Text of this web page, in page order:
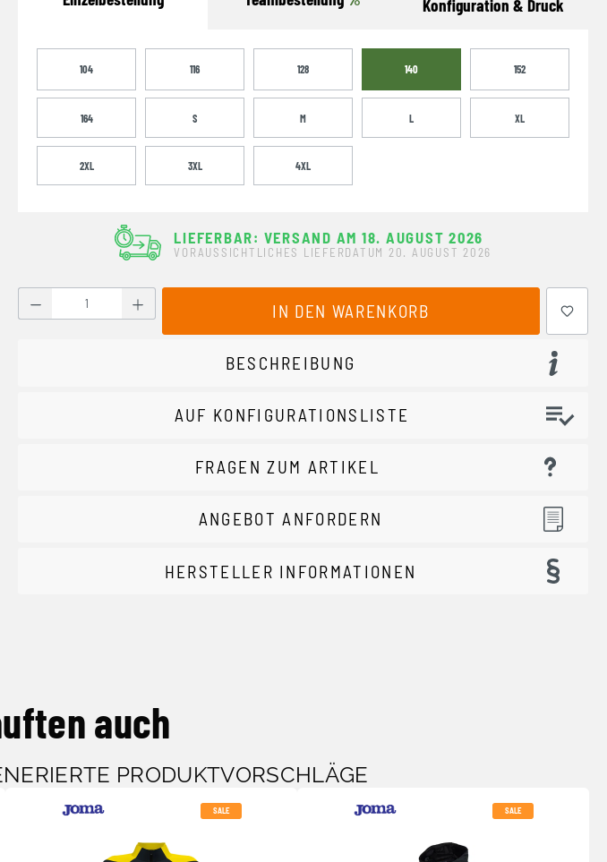
Konfiguration & Druck
104 116 128 140 152
164 S M L XL
2XL 3XL 4XL
LIEFERBAR: VERSAND AM 18. AUGUST 2026
VORAUSSICHTLICHES LIEFERDATUM 20. AUGUST 2026
Produkt Anzahl: Gib den gewünschten Wert ein oder benutze die Schaltflächen
IN DEN WARENKORB
BESCHREIBUNG
AUF KONFIGURATIONSLISTE
FRAGEN ZUM ARTIKEL
ANGEBOT ANFORDERN
HERSTELLER INFORMATIONEN
auch
PRODUKTVORSCHLÄGE
SALE SALE